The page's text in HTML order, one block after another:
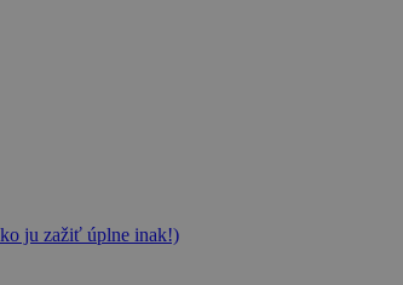
ju zažiť úplne inak!)